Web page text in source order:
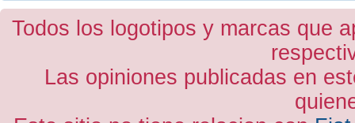
Todos los logotipos y marcas que
Las opiniones publicadas en